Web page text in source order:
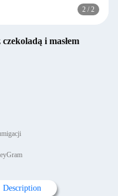
2 / 2
i masłem
Description